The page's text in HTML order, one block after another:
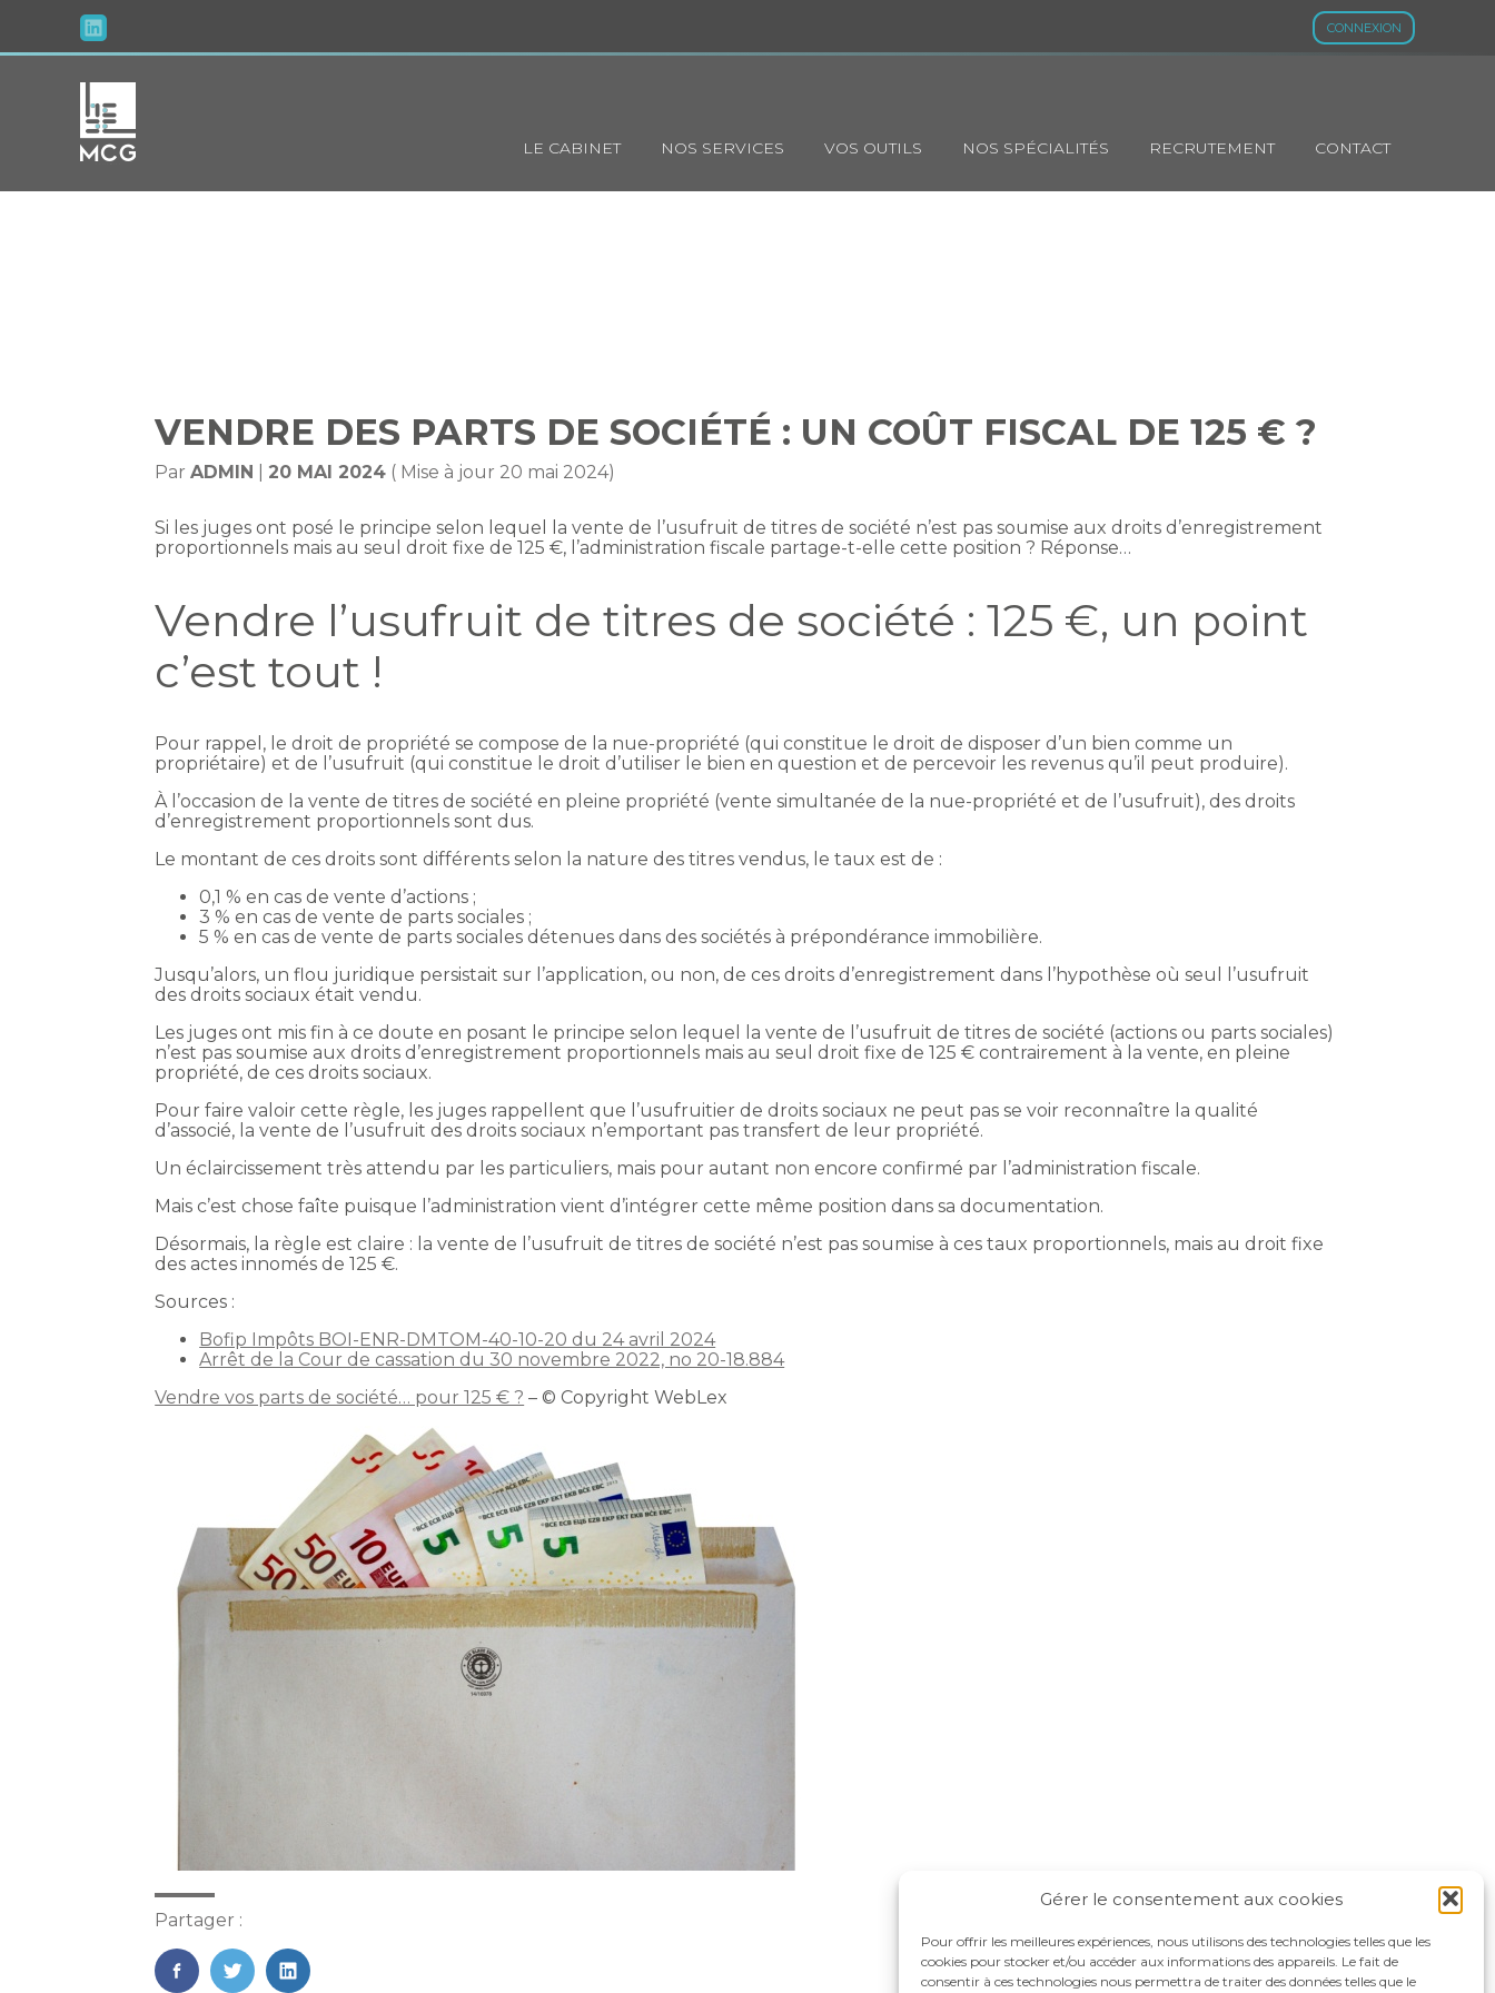
Gérer le consentement aux cookies
Pour offrir les meilleures expériences, nous utilisons des technologies telles que les
cookies pour stocker et/ou accéder aux informations des appareils. Le fait de
consentir à ces technologies nous permettra de traiter des données telles que le
CONNEXION
au
Principal
LE CABINET NOS SERVICES VOS OUTILS NOS SPÉCIALITÉS RECRUTEMENT CONTACT
VENDRE DES PARTS DE SOCIÉTÉ : UN COÛT FISCAL DE 125 € ?
ParADMIN 20 MAI 2024 ( Mise à jour 20 mai 2024)
Si les juges ont posé le principe selon lequel la vente de l’usufruit de titres de société n’est pas soumise aux droits d’enregistrement
proportionnels mais au seul droit fixe de 125 €, l’administration fiscale partage-t-elle cette position ? Réponse…
Vendre l’usufruit de titres de société : 125 €, un point
c’est tout !
Pour rappel, le droit de propriété se compose de la nue-propriété (qui constitue le droit de disposer d’un bien comme un
propriétaire) et de l’usufruit (qui constitue le droit d’utiliser le bien en question et de percevoir les revenus qu’il peut produire).
À l’occasion de la vente de titres de société en pleine propriété (vente simultanée de la nue-propriété et de l’usufruit), des droits
d’enregistrement proportionnels sont dus.
Le montant de ces droits sont différents selon la nature des titres vendus, le taux est de :
0,1 % en cas de vente d’actions ;
3 % en cas de vente de parts sociales ;
5 % en cas de vente de parts sociales détenues dans des sociétés à prépondérance immobilière.
Jusqu’alors, un flou juridique persistait sur l’application, ou non, de ces droits d’enregistrement dans l’hypothèse où seul l’usufruit
des droits sociaux était vendu.
Les juges ont mis fin à ce doute en posant le principe selon lequel la vente de l’usufruit de titres de société (actions ou parts sociales)
n’est pas soumise aux droits d’enregistrement proportionnels mais au seul droit fixe de 125 € contrairement à la vente, en pleine
propriété, de ces droits sociaux.
Pour faire valoir cette règle, les juges rappellent que l’usufruitier de droits sociaux ne peut pas se voir reconnaître la qualité
d’associé, la vente de l’usufruit des droits sociaux n’emportant pas transfert de leur propriété.
Un éclaircissement très attendu par les particuliers, mais pour autant non encore confirmé par l’administration fiscale.
Mais c’est chose faîte puisque l’administration vient d’intégrer cette même position dans sa documentation.
Désormais, la règle est claire : la vente de l’usufruit de titres de société n’est pas soumise à ces taux proportionnels, mais au droit fixe
des actes innomés de 125 €.
Sources :
Bofip Impôts BOI-ENR-DMTOM-40-10-20 du 24 avril 2024
Arrêt de la Cour de cassation du 30 novembre 2022, no 20-18.884
Vendre vos parts de société… pour 125 € ? – © Copyright WebLex
Partager :